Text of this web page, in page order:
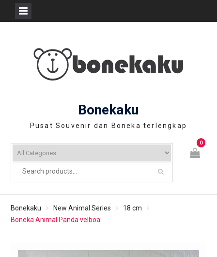
Bonekaku
Pusat Souvenir dan Boneka terlengkap
0
Bonekaku New Animal Series
18 cm
Boneka Animal Panda velboa